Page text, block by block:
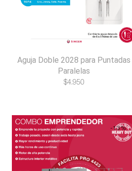
Aguja Doble 2028 para Puntadas
Paralelas
$4.950
-13%